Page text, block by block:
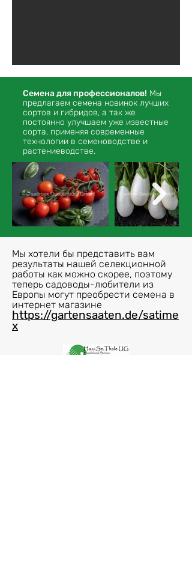
Семена для профессионалов! Мы
предлагаем семена новинок лучших
сортов и гибридов, а так же
постоянно улучшаем уже известные
сорта, применяя современные
технологии в семеноводстве и
растениеводстве.
Мы хотели бы представить вам
результаты нашей селекционной
работы как можно скорее, поэтому
теперь садоводы-любители из
Европы могут преобрести семена в
интернет магазине
https://gartensaaten.de/satime
x